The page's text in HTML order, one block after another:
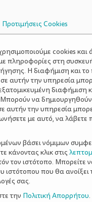
Προτιμήσεις Cookies
cookies
πληροφορίες στη
Η διαφήμιση και
αυτήν την υπηρεσία
Μπορούν να
αυτήν την υπηρεσία
με αυτό, να λάβετε
βάσει νόμιμων
κάνοντας κλικ στις
τον ιστότοπο.
ιστότοπου που θα
σας.
την Πολιτική Απορρήτου.